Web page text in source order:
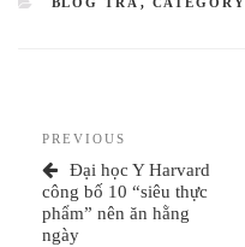
BLOG TRÀ , CATEGORY
hướng
bài
viết
Previous
Post
PREVIOUS
Đại học Y Harvard
công bố 10 “siêu thực
phẩm” nên ăn hằng
ngày